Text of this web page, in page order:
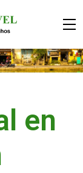
en